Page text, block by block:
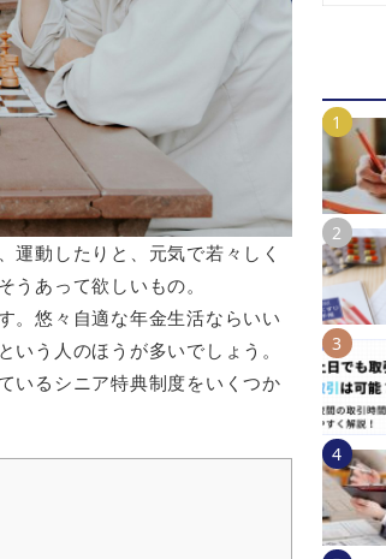
運動したりと、元気で若々しく
あって欲しいもの。
。悠々自適な年金生活ならいい
う人のほうが多いでしょう。
いるシニア特典制度をいくつか